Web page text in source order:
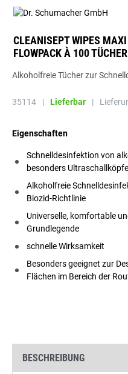
CLEANISEPT WIPES
FLOWPACK À 100 TÜCHER
Alkoholfreie Tücher zur
35114 | Lieferbar |
Eigenschaften
Schnelldesinfektion von
besonders
Alkoholfreie
Biozid-Richtlinie
Universelle, komfortable
Grundlegende
schnelle Wirksamkeit
Besonders geeignet zur
Flächen im Bereich der
BESCHREIBUNG